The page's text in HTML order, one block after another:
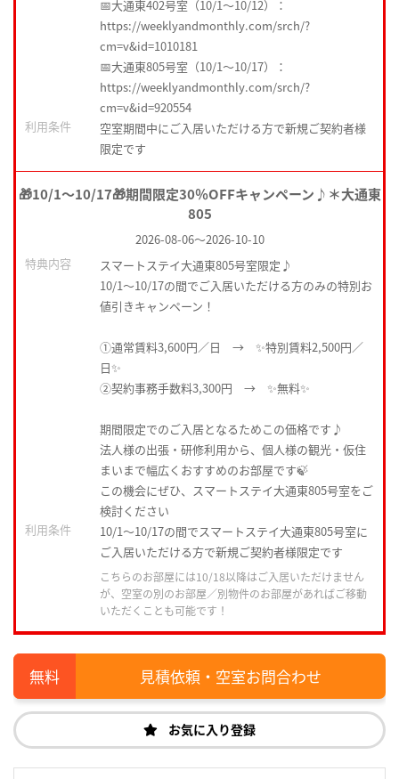
📅大通東402号室（10/1〜10/12）：
https://weeklyandmonthly.com/srch/?
cm=v&id=1010181
📅大通東805号室（10/1〜10/17）：
https://weeklyandmonthly.com/srch/?
cm=v&id=920554
利用条件
空室期間中にご入居いただける方で新規ご契約者様
限定です
🎁10/1～10/17🎁期間限定30％OFFキャンペーン♪＊大通東
805
2026-08-06～2026-10-10
特典内容
スマートステイ大通東805号室限定♪
10/1～10/17の間でご入居いただける方のみの特別お
値引きキャンペーン！
①通常賃料3,600円／日 → ✨特別賃料2,500円／
日✨
②契約事務手数料3,300円 → ✨無料✨
期間限定でのご入居となるためこの価格です♪
法人様の出張・研修利用から、個人様の観光・仮住
まいまで幅広くおすすめのお部屋です🍃
この機会にぜひ、スマートステイ大通東805号室をご
検討ください
利用条件
10/1～10/17の間でスマートステイ大通東805号室に
ご入居いただける方で新規ご契約者様限定です
こちらのお部屋には10/18以降はご入居いただけません
が、空室の別のお部屋／別物件のお部屋があればご移動
いただくことも可能です！
見積依頼・空室お問合わせ
お気に入り登録